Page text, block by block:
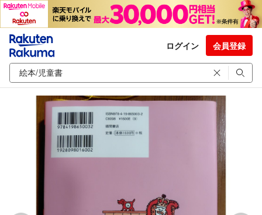
ログイン 会員登録